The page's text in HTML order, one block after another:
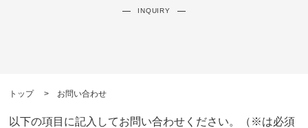
INQUIRY
トップ お問い合わせ
以下の項目に記入してお問い合わせください。（※は必須